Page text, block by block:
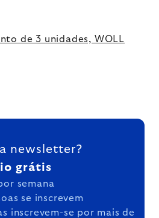
de 3 unidades, WOLL
newsletter?
grátis
semana
se inscrevem
inscrevem-se por mais de